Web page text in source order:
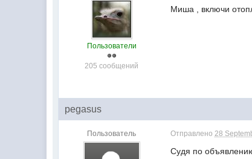
Пользователи
205 сообщений
Миша , включи
pegasus
Пользователь Отправлено28
Судя по